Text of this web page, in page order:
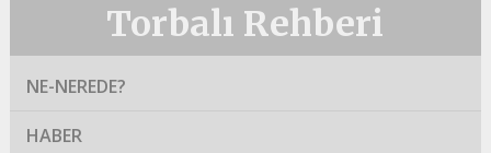
Torbalı Rehberi
NE-NEREDE?
HABER